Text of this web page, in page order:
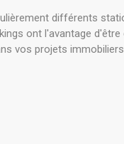
différents
ont l'avantage d'être
vos projets